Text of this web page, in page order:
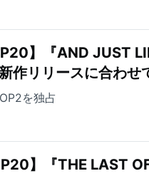
】『AND JUST
作リリースに合わせ
を独占
】『THE LAST